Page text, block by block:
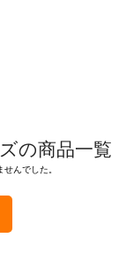
の商品一覧
んでした。